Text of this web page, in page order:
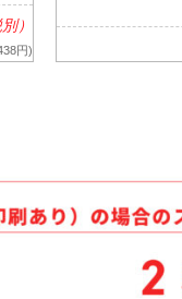
）
円)